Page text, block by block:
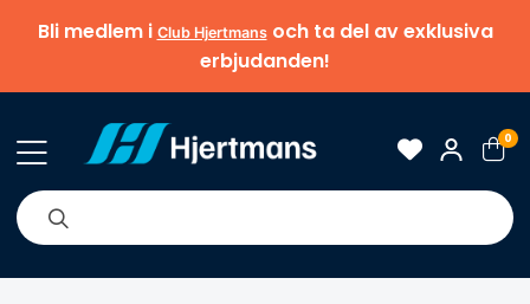
Bli medlem i Club Hjertmansoch ta del av exklusiva
erbjudanden!
0
Nyheter Om oss Varumärken Tips & guider